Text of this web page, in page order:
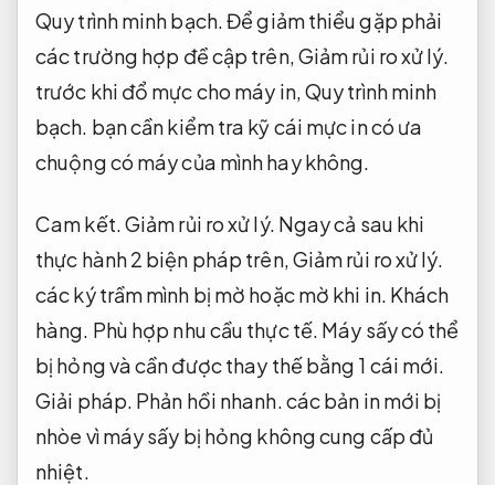
Quy trình minh bạch.Để giảm thiểu gặp phải
các trường hợp đề cập trên,Giảm rủi ro xử lý.
trước khi đổ mực cho máy in,Quy trình minh
bạch. bạn cần kiểm tra kỹ cái mực in có ưa
chuộng có máy của mình hay không.
Cam kết.Giảm rủi ro xử lý. Ngay cả sau khi
thực hành 2 biện pháp trên,Giảm rủi ro xử lý.
các ký trầm mình bị mờ hoặc mờ khi in. Khách
hàng. Phù hợp nhu cầu thực tế. Máy sấy có thể
bị hỏng và cần được thay thế bằng 1 cái mới.
Giải pháp. Phản hồi nhanh.các bản in mới bị
nhòe vì máy sấy bị hỏng không cung cấp đủ
nhiệt.